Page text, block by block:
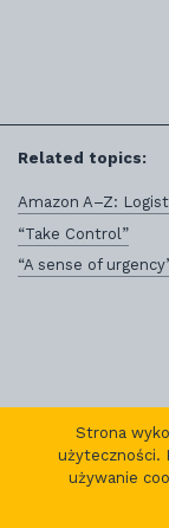
Related topics:
Amazon A–Z:
“Take Control”
“A sense of
Strona
użyteczności.
używanie